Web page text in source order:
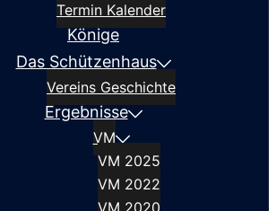
Termin Kalender
Könige
Das Schützenhaus
Vereins Geschichte
Ergebnisse
VM
VM 2025
VM 2022
VM 2020